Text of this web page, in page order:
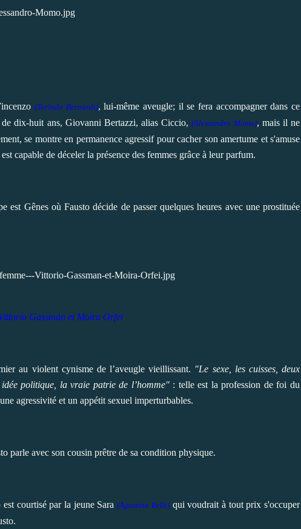
(Torindo Bernardi), lui-même aveugle; il se fera accompagner dans ce
dix-huit ans, Giovanni Bertazzi, alias Ciccio,(Alessandro Momo), mais il ne
se montre en permanence agressif pour cacher son amertume et s'amuse
capable de déceler la présence des femmes grâce à leur parfum.
est Gênes où Fausto décide de passer quelques heures avec une prostituée
Gassman et Moira Orfei
au violent cynisme de l’aveugle vieillissant. "Le sexe, les cuisses, deux
politique, la vraie patrie de l’homme": telle est la profession de foi du
agressivité et un appétit sexuel imperturbables.
parle avec son cousin prêtre de sa condition physique.
courtisé par la jeune Sara(Agostina Belli)qui voudrait à tout prix s'occuper